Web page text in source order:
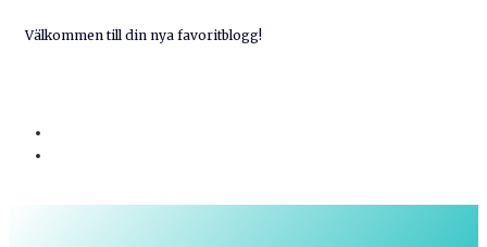
Välkommen till din nya favoritblogg!